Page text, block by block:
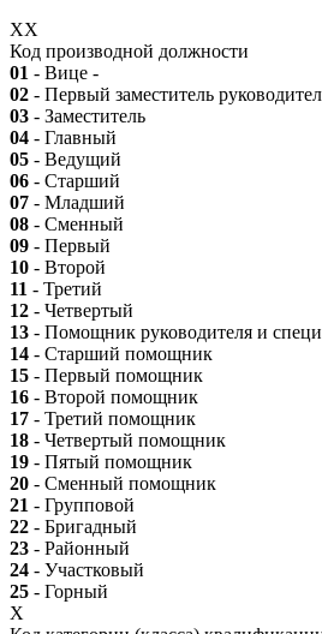
XX
Код производной должности
01 - Вице -
02 - Первый заместитель
03 - Заместитель
04 - Главный
05 - Ведущий
06 - Старший
07 - Младший
08 - Сменный
09 - Первый
10 - Второй
11 - Третий
12 - Четвертый
13 - Помощник руководителя и
14 - Старший помощник
15 - Первый помощник
16 - Второй помощник
17 - Третий помощник
18 - Четвертый помощник
19 - Пятый помощник
20 - Сменный помощник
21 - Групповой
22 - Бригадный
23 - Районный
24 - Участковый
25 - Горный
X